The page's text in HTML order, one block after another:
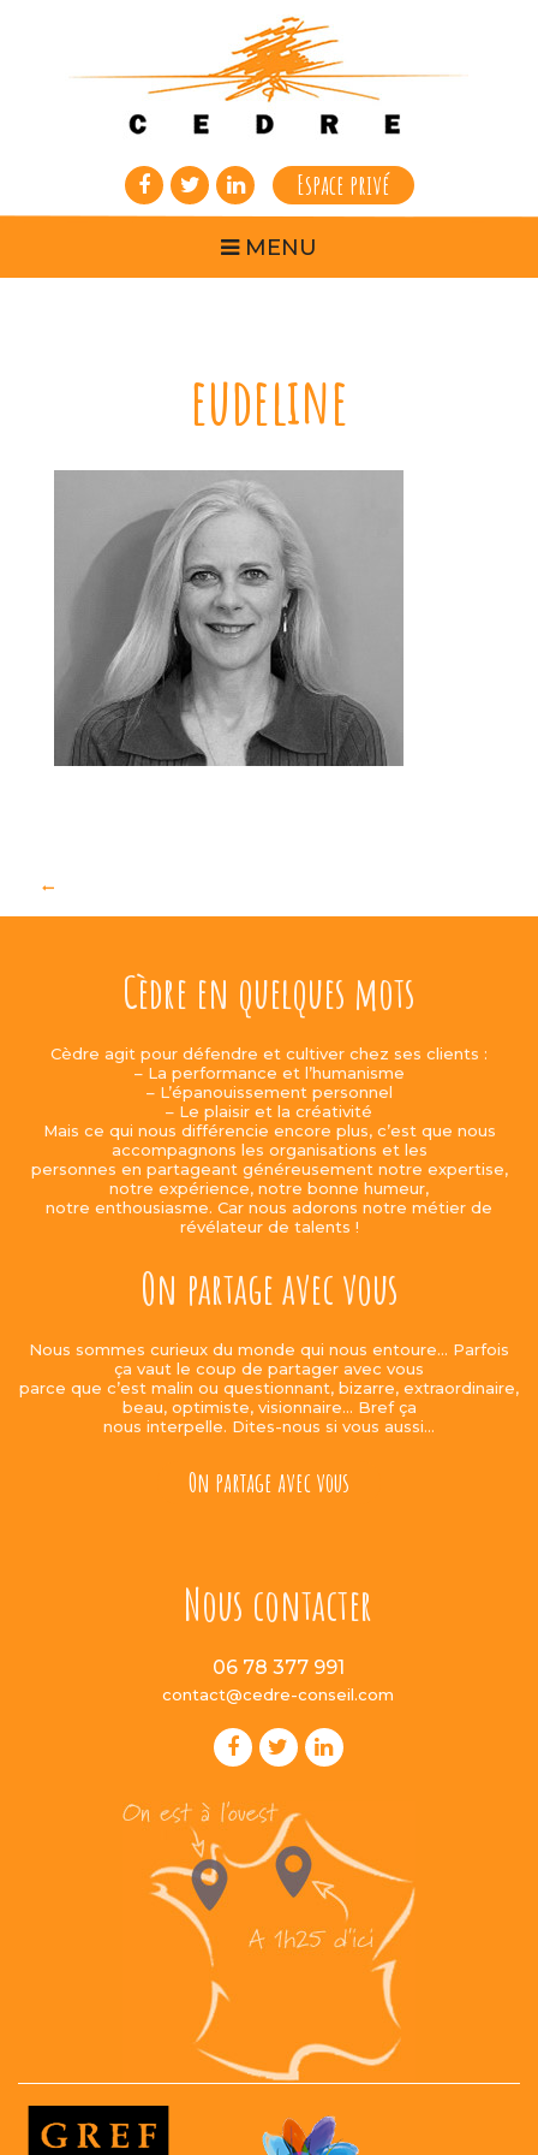
Espace privé
MENU
eudeline
Cèdre en quelques mots
Cèdre agit pour défendre et cultiver chez ses clients :
– La performance et l’humanisme
– L’épanouissement personnel
– Le plaisir et la créativité
Mais ce qui nous différencie encore plus, c’est que nous
accompagnons les organisations et les
personnes en partageant généreusement notre expertise,
notre expérience, notre bonne humeur,
notre enthousiasme. Car nous adorons notre métier de
révélateur de talents !
On partage avec vous
Nous sommes curieux du monde qui nous entoure… Parfois
ça vaut le coup de partager avec vous
parce que c’est malin ou questionnant, bizarre, extraordinaire,
beau, optimiste, visionnaire… Bref ça
nous interpelle. Dites-nous si vous aussi…
On partage avec vous
Nous contacter
06 78 377 991
contact@cedre-conseil.com